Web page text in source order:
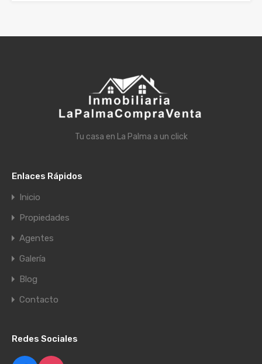
Tu casa en La Palma a un click
Enlaces Rápidos
Inicio
Propiedades
Agentes
Galería
Blog
Contacto
Redes Sociales